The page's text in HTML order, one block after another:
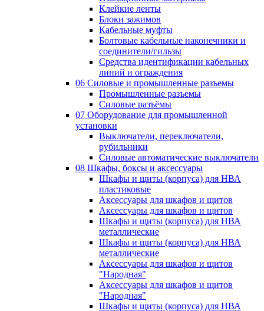
Клейкие ленты
Блоки зажимов
Кабельные муфты
Болтовые кабельные наконечники и
соединители/гильзы
Средства идентификации кабельных
линий и ограждения
06 Силовые и промышленные разъемы
Промышленные разъемы
Силовые разъёмы
07 Оборудование для промышленной
установки
Выключатели, переключатели,
рубильники
Силовые автоматические выключатели
08 Шкафы, боксы и аксессуары
Шкафы и щиты (корпуса) для НВА
пластиковые
Аксессуары для шкафов и щитов
Аксессуары для шкафов и щитов
Шкафы и щиты (корпуса) для НВА
металлические
Шкафы и щиты (корпуса) для НВА
металлические
Аксессуары для шкафов и щитов
"Народная"
Аксессуары для шкафов и щитов
"Народная"
Шкафы и щиты (корпуса) для НВА